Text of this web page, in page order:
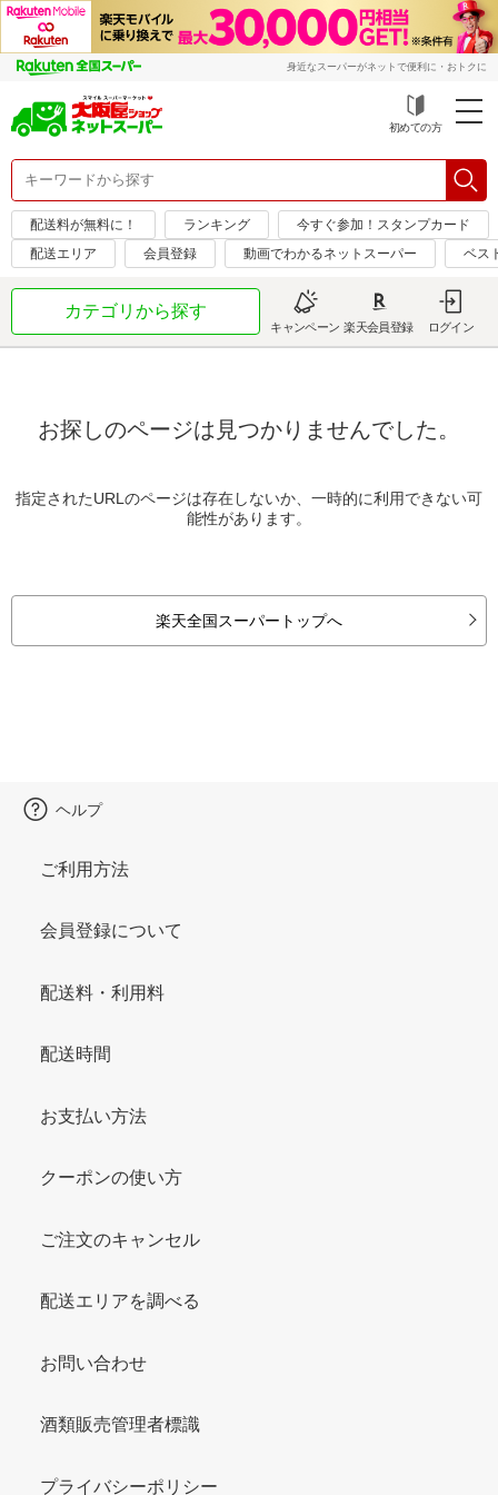
身近なスーパーがネットで便利に・おトクに
初めての方
配送料が無料に！ ランキング
今すぐ参加！スタンプカード
配送エリア
会員登録 動画でわかるネットスーパー ベス
カテゴリから探す
キャンペーン 楽天会員登録 ログイン
お探しのページは見つかりませんでした。
指定されたURLのページは存在しないか、一時的に利用できない可
能性があります。
楽天全国スーパートップへ
ヘルプ
ご利用方法
会員登録について
配送料・利用料
配送時間
お支払い方法
クーポンの使い方
ご注文のキャンセル
配送エリアを調べる
お問い合わせ
酒類販売管理者標識
プライバシーポリシー